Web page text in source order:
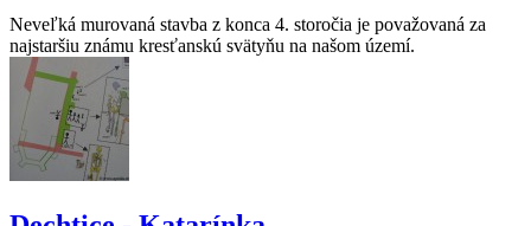
Neveľká murovaná stavba z konca 4. storočia je považovaná za
najstaršiu známu kresťanskú svätyňu na našom území.